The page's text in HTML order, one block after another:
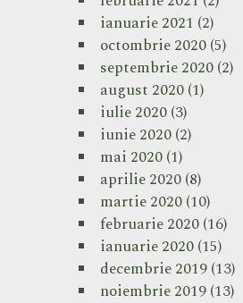
ianuarie 2021 (2)
octombrie 2020(5)
septembrie 2020(2)
august 2020(1)
iulie 2020(3)
iunie 2020(2)
mai 2020(1)
aprilie 2020(8)
martie 2020(10)
februarie 2020(16)
ianuarie 2020(15)
decembrie 2019(13)
noiembrie 2019(13)